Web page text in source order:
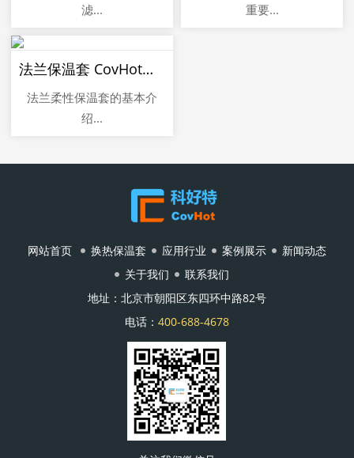
滤...
重要...
法兰保温套 CovHot可拆卸蒸汽管道保温衣
法兰柔性保温套的基本介
绍...
网站首页 换热保温套 应用行业 案例展示
新闻动态
关于我们
联系我们
地址：北京市朝阳区东四环中路82号
电话： 400-688-4678